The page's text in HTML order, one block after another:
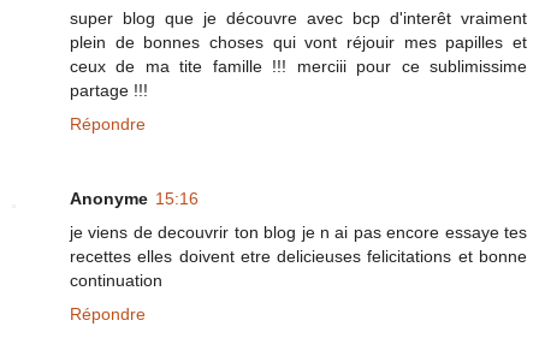
super blog que je découvre avec bcp d'interêt vraiment
plein de bonnes choses qui vont réjouir mes papilles et
ceux de ma tite famille !!! merciii pour ce sublimissime
partage !!!
Répondre
Anonyme 15:16
je viens de decouvrir ton blog je n ai pas encore essaye tes
recettes elles doivent etre delicieuses felicitations et bonne
continuation
Répondre